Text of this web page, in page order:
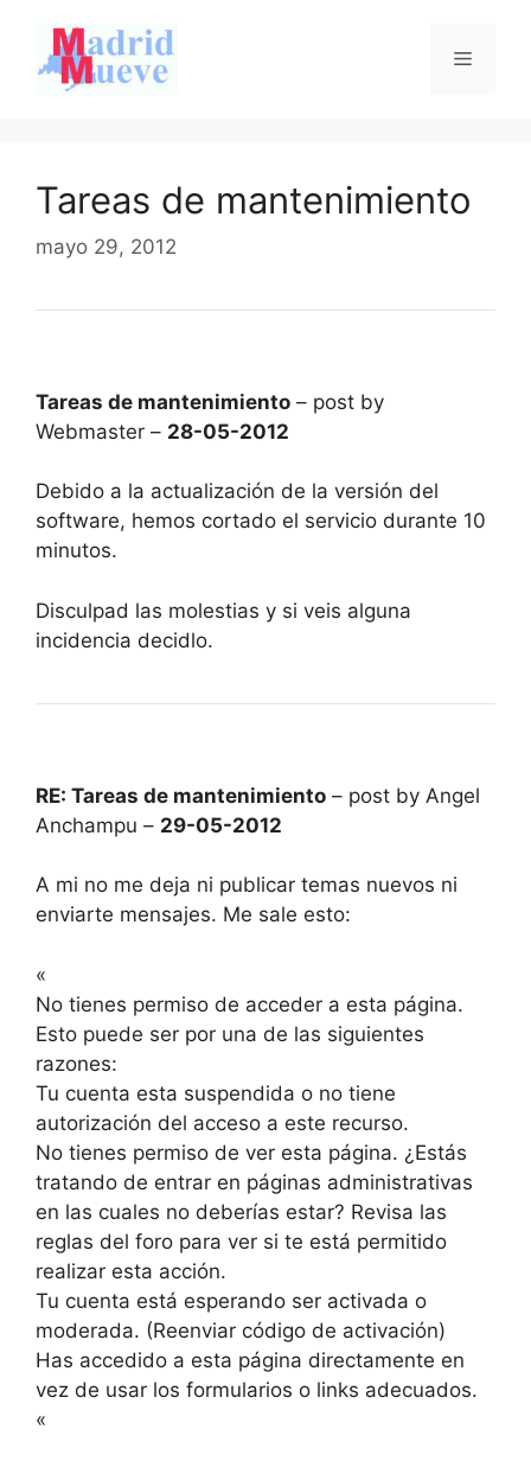
contenido
Menú
Tareas de mantenimiento
mayo 29, 2012
Tareas de mantenimiento – post by
Webmaster – 28-05-2012
Debido a la actualización de la versión del
software, hemos cortado el servicio durante 10
minutos.
Disculpad las molestias y si veis alguna
incidencia decidlo.
RE: Tareas de mantenimiento – post by Angel
Anchampu – 29-05-2012
A mi no me deja ni publicar temas nuevos ni
enviarte mensajes. Me sale esto:
«
No tienes permiso de acceder a esta página.
Esto puede ser por una de las siguientes
razones:
Tu cuenta esta suspendida o no tiene
autorización del acceso a este recurso.
No tienes permiso de ver esta página. ¿Estás
tratando de entrar en páginas administrativas
en las cuales no deberías estar? Revisa las
reglas del foro para ver si te está permitido
realizar esta acción.
Tu cuenta está esperando ser activada o
moderada. (Reenviar código de activación)
Has accedido a esta página directamente en
vez de usar los formularios o links adecuados.
«